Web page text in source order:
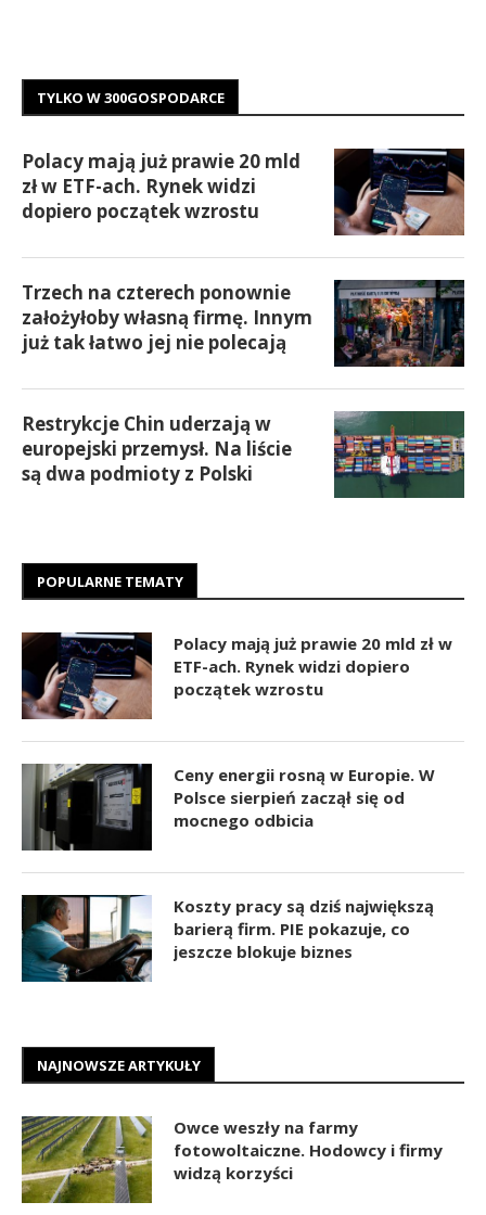
TYLKO W 300GOSPODARCE
Polacy mają już prawie 20 mld
zł w ETF-ach. Rynek widzi
dopiero początek wzrostu
Trzech na czterech ponownie
założyłoby własną firmę. Innym
już tak łatwo jej nie polecają
Restrykcje Chin uderzają w
europejski przemysł. Na liście
są dwa podmioty z Polski
POPULARNE TEMATY
Polacy mają już prawie 20 mld zł w
ETF-ach. Rynek widzi dopiero
początek wzrostu
Ceny energii rosną w Europie. W
Polsce sierpień zaczął się od
mocnego odbicia
Koszty pracy są dziś największą
barierą firm. PIE pokazuje, co
jeszcze blokuje biznes
NAJNOWSZE ARTYKUŁY
Owce weszły na farmy
fotowoltaiczne. Hodowcy i firmy
widzą korzyści